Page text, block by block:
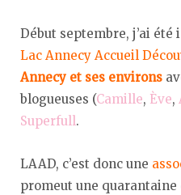
Début septembre, j’ai été
Lac Annecy Accueil
Annecy et ses environs
blogueuses (Camille, Ève,
Superfull.
LAAD, c’est donc une
promeut une